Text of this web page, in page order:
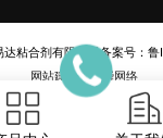
粘合剂有限公司备案号： 鲁
网站建设：一瞬网络